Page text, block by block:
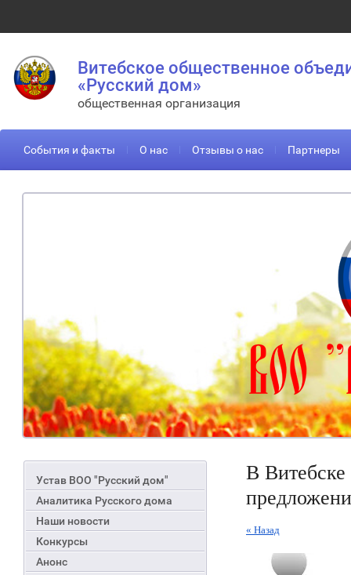
Витебское общественное
«Русский дом»
общественная организация
События и факты О нас Отзывы о нас Партнеры
Устав ВОО "Русский дом"
Аналитика Русского дома
Наши новости
Конкурсы
Анонс
В Витебске
« Назад